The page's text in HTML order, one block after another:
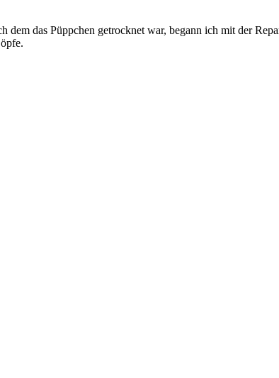
das Püppchen getrocknet war, begann ich mit der